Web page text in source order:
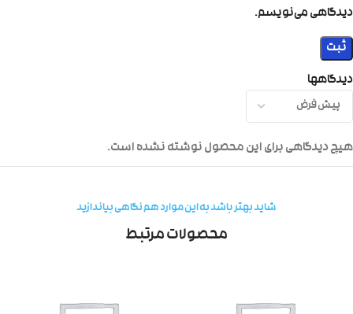
دیدگاهها
هیچ دیدگاهی برای این محصول نوشته نشده است.
دیدگاهی می‌نویسم.
شاید بهتر باشد به این موارد هم نگاهی بیاندازید
محصولات مرتبط